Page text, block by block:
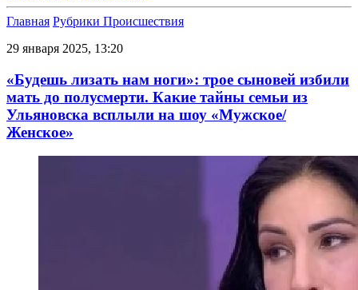
Главная Рубрики Происшествия
29 января 2025, 13:20
«Будешь лизать нам ноги»: трое сыновей избили
мать до полусмерти. Какие тайны семьи из
Ульяновска всплыли на шоу «Мужское/
Женское»